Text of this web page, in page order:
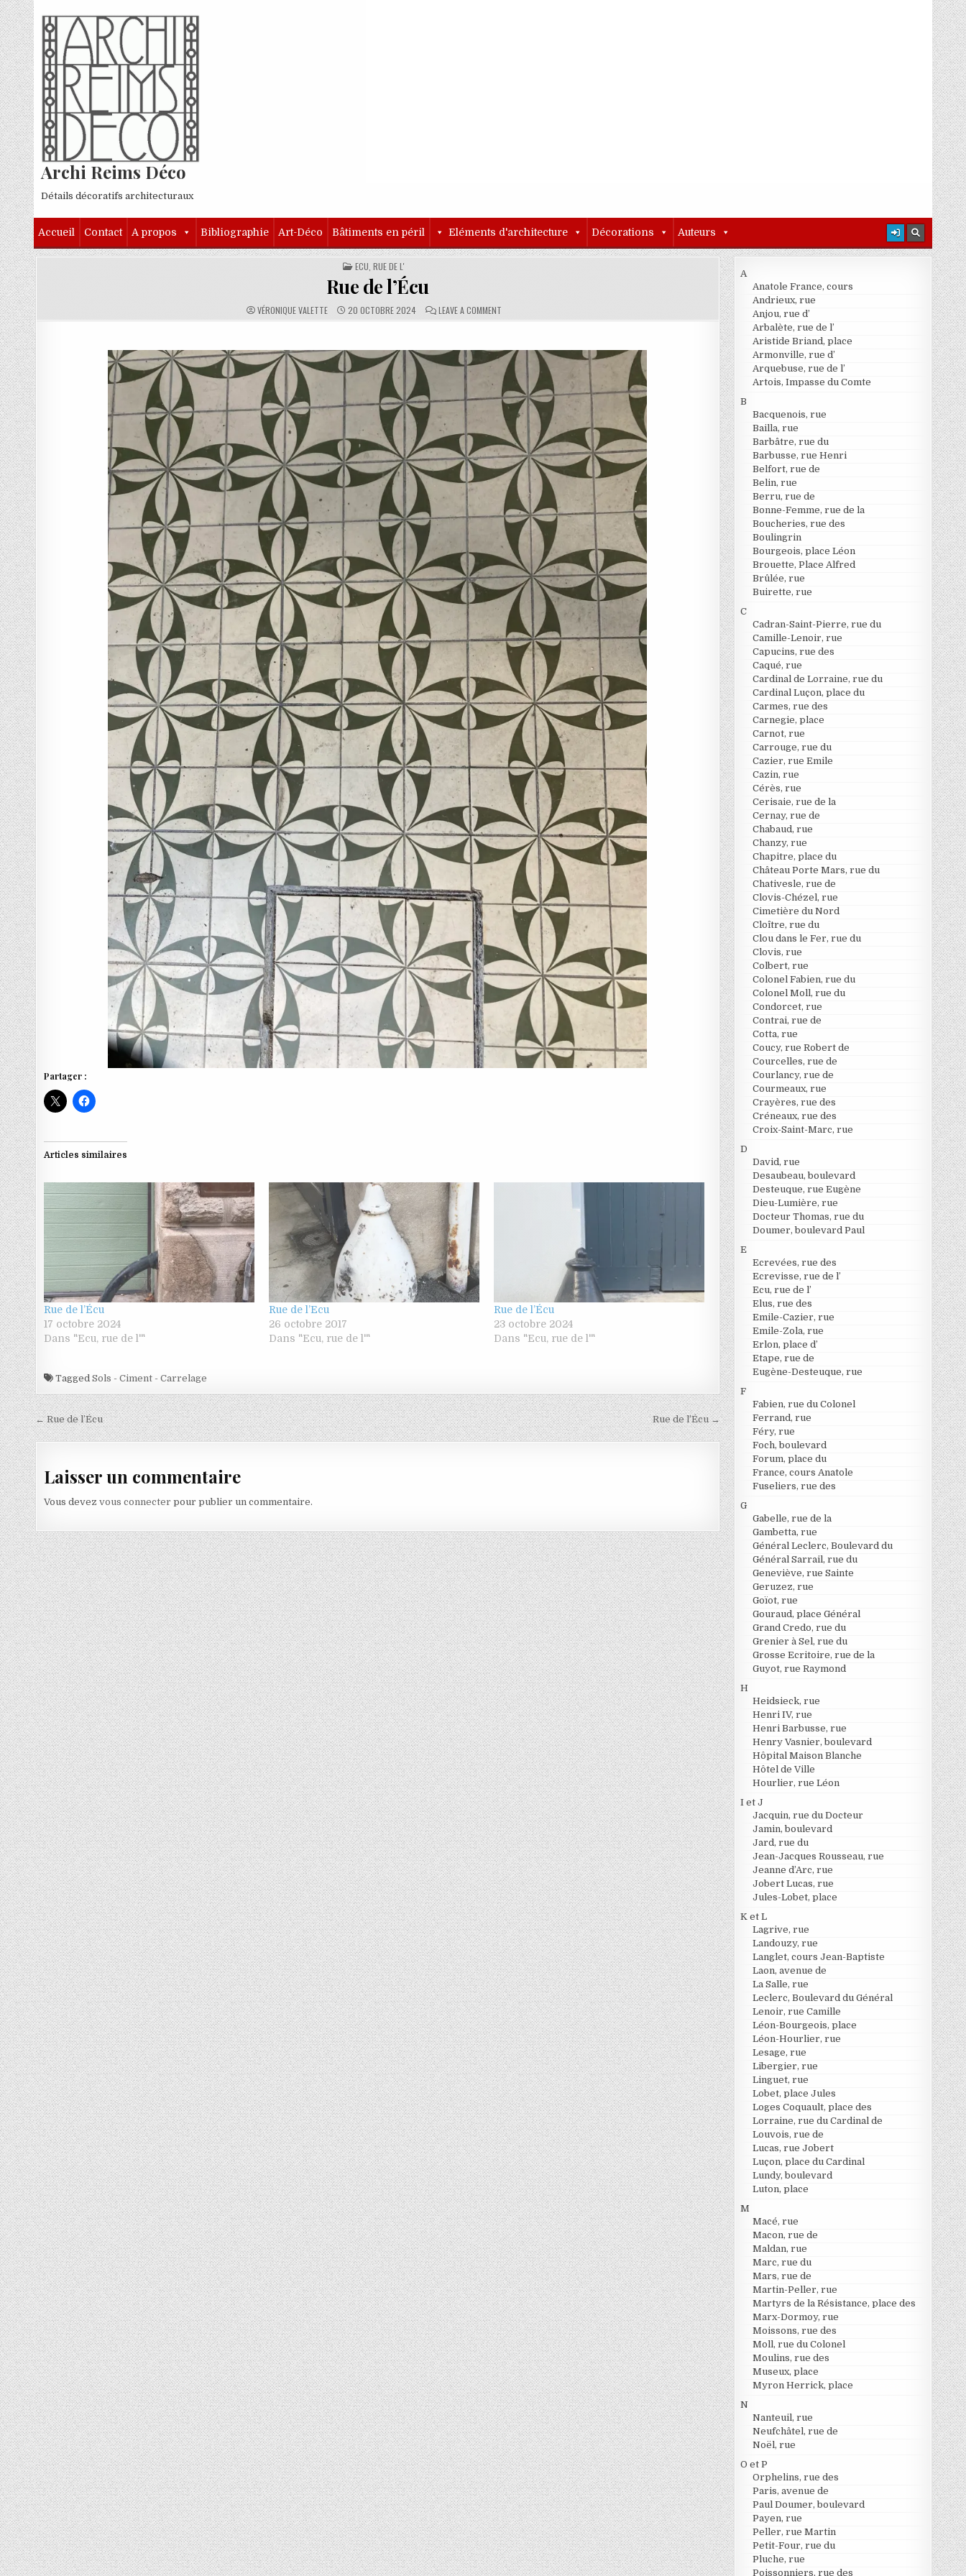
Skip to content
Archi Reims Déco
Détails décoratifs architecturaux
Accueil Contact A propos Bibliographie Art-Déco Bâtiments en péril Eléments d'architecture Décorations Auteurs
POSTED IN
ECU, RUE DE L'
Rue de l’Écu
AUTHOR:
VÉRONIQUE VALETTE PUBLISHED DATE:
20 OCTOBRE 2024 COMMENTS:
LEAVE A COMMENTON RUE DE L’ÉCU
Partager :
Articles similaires
Rue de l’Écu
17 octobre 2024
Dans "Ecu, rue de l'"
Rue de l’Ecu
26 octobre 2017
Dans "Ecu, rue de l'"
Rue de l’Écu
23 octobre 2024
Dans "Ecu, rue de l'"
TaggedSols - Ciment - Carrelage
Navigation de l’article Rue de l’Écu →
← Rue de l’Écu
Laisser un commentaire
Vous devezvous connecter pour publier un commentaire.
A
Anatole France, cours
Andrieux, rue
Anjou, rue d’
Arbalète, rue de l’
Aristide Briand, place
Armonville, rue d’
Arquebuse, rue de l’
Artois, Impasse du Comte
B
Bacquenois, rue
Bailla, rue
Barbâtre, rue du
Barbusse, rue Henri
Belfort, rue de
Belin, rue
Berru, rue de
Bonne-Femme, rue de la
Boucheries, rue des
Boulingrin
Bourgeois, place Léon
Brouette, Place Alfred
Brûlée, rue
Buirette, rue
C
Cadran-Saint-Pierre, rue du
Camille-Lenoir, rue
Capucins, rue des
Caqué, rue
Cardinal de Lorraine, rue du
Cardinal Luçon, place du
Carmes, rue des
Carnegie, place
Carnot, rue
Carrouge, rue du
Cazier, rue Emile
Cazin, rue
Cérès, rue
Cerisaie, rue de la
Cernay, rue de
Chabaud, rue
Chanzy, rue
Chapitre, place du
Château Porte Mars, rue du
Chativesle, rue de
Clovis-Chézel, rue
Cimetière du Nord
Cloître, rue du
Clou dans le Fer, rue du
Clovis, rue
Colbert, rue
Colonel Fabien, rue du
Colonel Moll, rue du
Condorcet, rue
Contrai, rue de
Cotta, rue
Coucy, rue Robert de
Courcelles, rue de
Courlancy, rue de
Courmeaux, rue
Crayères, rue des
Créneaux, rue des
Croix-Saint-Marc, rue
D
David, rue
Desaubeau, boulevard
Desteuque, rue Eugène
Dieu-Lumière, rue
Docteur Thomas, rue du
Doumer, boulevard Paul
E
Ecrevées, rue des
Ecrevisse, rue de l’
Ecu, rue de l’
Elus, rue des
Emile-Cazier, rue
Emile-Zola, rue
Erlon, place d’
Etape, rue de
Eugène-Desteuque, rue
F
Fabien, rue du Colonel
Ferrand, rue
Féry, rue
Foch, boulevard
Forum, place du
France, cours Anatole
Fuseliers, rue des
G
Gabelle, rue de la
Gambetta, rue
Général Leclerc, Boulevard du
Général Sarrail, rue du
Geneviève, rue Sainte
Geruzez, rue
Goïot, rue
Gouraud, place Général
Grand Credo, rue du
Grenier à Sel, rue du
Grosse Ecritoire, rue de la
Guyot, rue Raymond
H
Heidsieck, rue
Henri IV, rue
Henri Barbusse, rue
Henry Vasnier, boulevard
Hôpital Maison Blanche
Hôtel de Ville
Hourlier, rue Léon
I et J
Jacquin, rue du Docteur
Jamin, boulevard
Jard, rue du
Jean-Jacques Rousseau, rue
Jeanne d’Arc, rue
Jobert Lucas, rue
Jules-Lobet, place
K et L
Lagrive, rue
Landouzy, rue
Langlet, cours Jean-Baptiste
Laon, avenue de
La Salle, rue
Leclerc, Boulevard du Général
Lenoir, rue Camille
Léon-Bourgeois, place
Léon-Hourlier, rue
Lesage, rue
Libergier, rue
Linguet, rue
Lobet, place Jules
Loges Coquault, place des
Lorraine, rue du Cardinal de
Louvois, rue de
Lucas, rue Jobert
Luçon, place du Cardinal
Lundy, boulevard
Luton, place
M
Macé, rue
Macon, rue de
Maldan, rue
Marc, rue du
Mars, rue de
Martin-Peller, rue
Martyrs de la Résistance, place des
Marx-Dormoy, rue
Moissons, rue des
Moll, rue du Colonel
Moulins, rue des
Museux, place
Myron Herrick, place
N
Nanteuil, rue
Neufchâtel, rue de
Noël, rue
O et P
Orphelins, rue des
Paris, avenue de
Paul Doumer, boulevard
Payen, rue
Peller, rue Martin
Petit-Four, rue du
Pluche, rue
Poissonniers, rue des